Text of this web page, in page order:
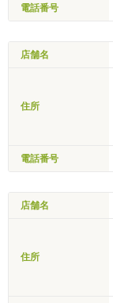
電話番号
店舗名
住所
電話番号
店舗名
住所